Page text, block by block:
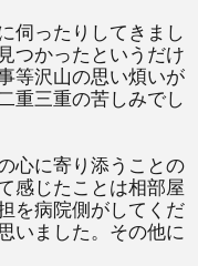
伺ったりしてきまし
つかったというだけ
等沢山の思い煩いが
重三重の苦しみでし
心に寄り添うことの
感じたことは相部屋
を病院側がしてくだ
いました。その他に